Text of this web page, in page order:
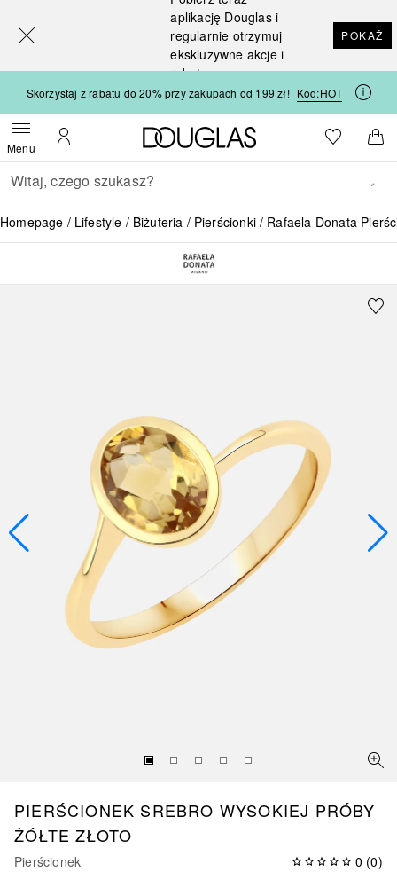
aplikację Douglas i
regularnie otrzymuj
ekskluzywne akcje i
rabaty
POKAŻ
Skorzystaj z rabatu do 20% przy zakupach od 199 zł! Kod:HOT
MenuOtwórz menuMoje konto
Strona główna Douglas
Do listyDo
Wracać
Wykonaj wyszukiwanie
Homepage Lifestyle Biżuteria Pierścionki Rafaela Donata
PIERŚCIONEK SREBRO WYSOKIEJ PRÓBY
ŻÓŁTE ZŁOTO
Pierścionek 0 (0)
[navigation.slideout.screenreader]